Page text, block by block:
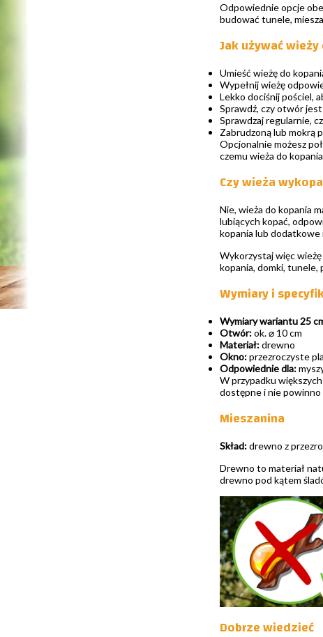
Odpowiednie opcje
budować tunele,
Jak używać
Umieść wieżę do
Wypełnij wieżę
Lekko dociśnij pościel,
Sprawdź, czy otwór
Sprawdzaj regularnie,
Zabrudzoną lub mokrą
Opcjonalnie możesz
czemu wieża do
Czy wieża
Nie, wieża do kopania
lubiących kopać,
kopania lub dodatkowe
Wykorzystaj więc
kopania, domki, tunele,
Wymiary i
Wymiary wariantu 25
Otwór:ok. ⌀ 10 cm
Materiał:drewno
Okno:przezroczyste
Odpowiednie dla:
W przypadku
dostępne i nie powinno
Mieszanina
Skład:drewno z
Drewno to materiał
drewno pod kątem
Dobrze wiedzieć